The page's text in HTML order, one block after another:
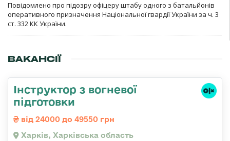
Повідомлено про підозру офіцеру штабу одного з батальйонів
оперативного призначення Національної гвардії України за ч. 3
ст. 332 КК України.
ВАКАНСІЇ
Інструктор з вогневої
підготовки
від 24000 до 49550 грн
Харків, Харківська область